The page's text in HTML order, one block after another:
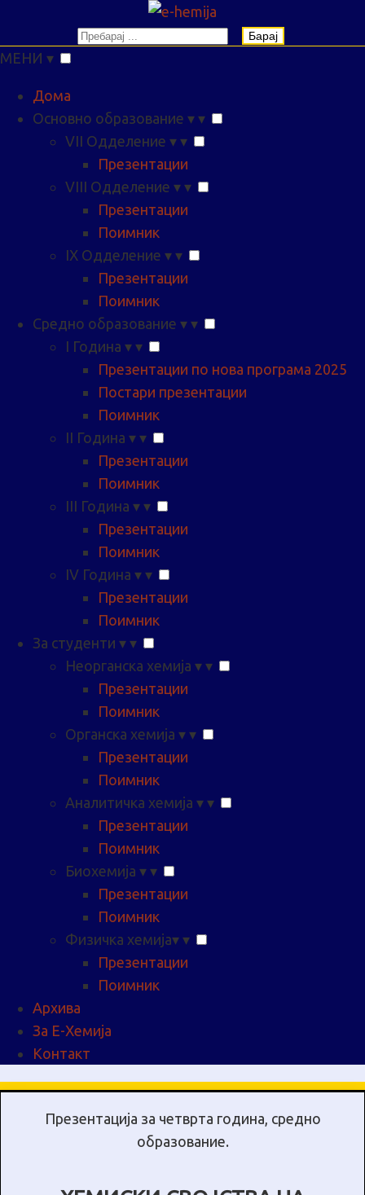
Барај
МЕНИ ▾
Дома
Основно образование ▾ ▾
VII Одделение ▾ ▾
Презентации
VIII Одделение ▾ ▾
Презентации
Поимник
IX Одделение ▾ ▾
Презентации
Поимник
Средно образование ▾ ▾
I Година ▾ ▾
Презентации по нова програма 2025
Постари презентации
Поимник
II Година ▾ ▾
Презентации
Поимник
III Година ▾ ▾
Презентации
Поимник
IV Година ▾ ▾
Презентации
Поимник
За студенти ▾ ▾
Неорганска хемија ▾ ▾
Презентации
Поимник
Органска хемија ▾ ▾
Презентации
Поимник
Аналитичка хемија ▾ ▾
Презентации
Поимник
Биохемија ▾ ▾
Презентации
Поимник
Физичка хемија▾ ▾
Презентации
Поимник
Архива
За Е-Хемија
Контакт
Презентација за четврта година, средно
образование.